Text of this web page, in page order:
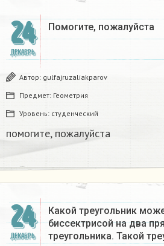
24
ДЕКАБРЬ
Помогите, пожалуйста ​
Автор: gulfajruzaliakparov
Предмет: Геометрия
Уровень: студенческий
помогите, пожалуйста ​
24
ДЕКАБРЬ
Какой треугольник
биссектрисой на два
треугольника. Такой